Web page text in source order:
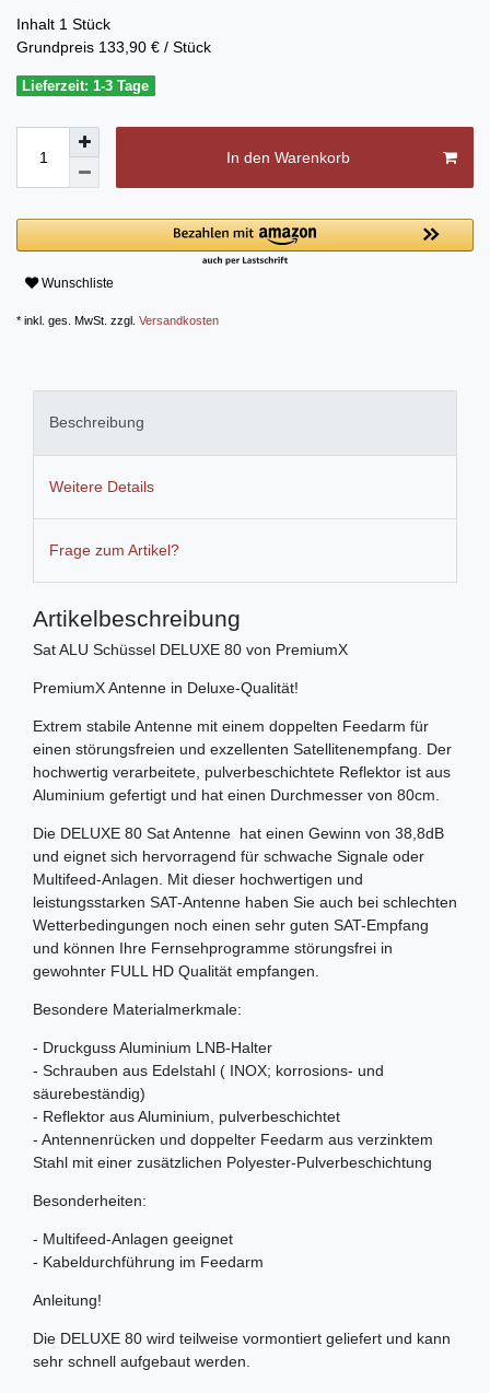
Inhalt 1 Stück
Grundpreis 133,90 € / Stück
Lieferzeit: 1-3 Tage
In den Warenkorb
Wunschliste
* inkl. ges. MwSt. zzgl. Versandkosten
Beschreibung
Weitere Details
Frage zum Artikel?
Artikelbeschreibung
Sat ALU Schüssel DELUXE 80 von PremiumX
PremiumX Antenne in Deluxe-Qualität!
Extrem stabile Antenne mit einem doppelten Feedarm für
einen störungsfreien und exzellenten Satellitenempfang. Der
hochwertig verarbeitete, pulverbeschichtete Reflektor ist aus
Aluminium gefertigt und hat einen Durchmesser von 80cm.
Die DELUXE 80 Sat Antenne hat einen Gewinn von 38,8dB
und eignet sich hervorragend für schwache Signale oder
Multifeed-Anlagen. Mit dieser hochwertigen und
leistungsstarken SAT-Antenne haben Sie auch bei schlechten
Wetterbedingungen noch einen sehr guten SAT-Empfang
und können Ihre Fernsehprogramme störungsfrei in
gewohnter FULL HD Qualität empfangen.
Besondere Materialmerkmale:
- Druckguss Aluminium LNB-Halter
- Schrauben aus Edelstahl ( INOX; korrosions- und
säurebeständig)
- Reflektor aus Aluminium, pulverbeschichtet
- Antennenrücken und doppelter Feedarm aus verzinktem
Stahl mit einer zusätzlichen Polyester-Pulverbeschichtung
Besonderheiten:
- Multifeed-Anlagen geeignet
- Kabeldurchführung im Feedarm
Anleitung!
Die DELUXE 80 wird teilweise vormontiert geliefert und kann
sehr schnell aufgebaut werden.